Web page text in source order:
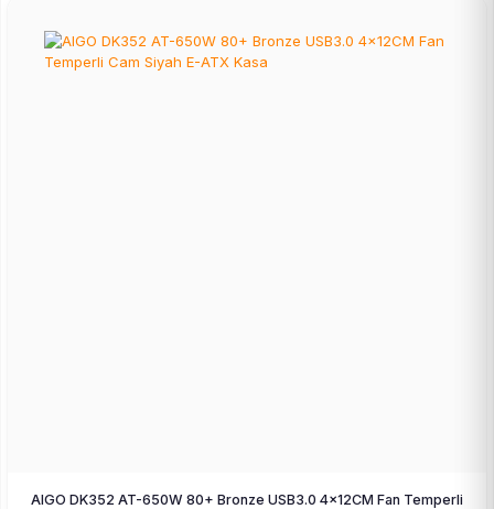
AIGO DK352 AT-650W 80+ Bronze USB3.0 4×12CM Fan Temperli